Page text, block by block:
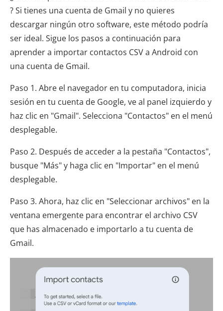
? Si tienes una cuenta de Gmail y no quieres
descargar ningún otro software, este método podría
ser ideal. Sigue los pasos a continuación para
aprender a importar contactos CSV a Android con
una cuenta de Gmail.
Paso 1. Abre el navegador en tu computadora, inicia
sesión en tu cuenta de Google, ve al panel izquierdo y
haz clic en "Gmail". Selecciona "Contactos" en el menú
desplegable.
Paso 2. Después de acceder a la pestaña "Contactos",
busque "Más" y haga clic en "Importar" en el menú
desplegable.
Paso 3. Ahora, haz clic en "Seleccionar archivos" en la
ventana emergente para encontrar el archivo CSV
que has almacenado e importarlo a tu cuenta de
Gmail.